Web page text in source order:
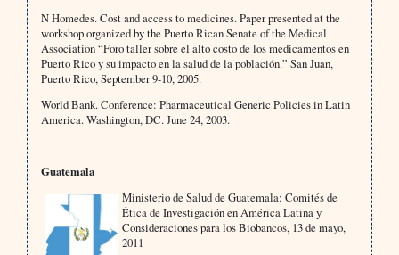
N Homedes. Cost and access to medicines. Paper presented at the
workshop organized by the Puerto Rican Senate of the Medical
Association “Foro taller sobre el alto costo de los medicamentos en
Puerto Rico y su impacto en la salud de la población.” San Juan,
Puerto Rico, September 9-10, 2005.
World Bank. Conference: Pharmaceutical Generic Policies in Latin
America. Washington, DC. June 24, 2003.
Guatemala
Ministerio de Salud de Guatemala: Comités de
Ética de Investigación en América Latina y
Consideraciones para los Biobancos, 13 de mayo,
2011